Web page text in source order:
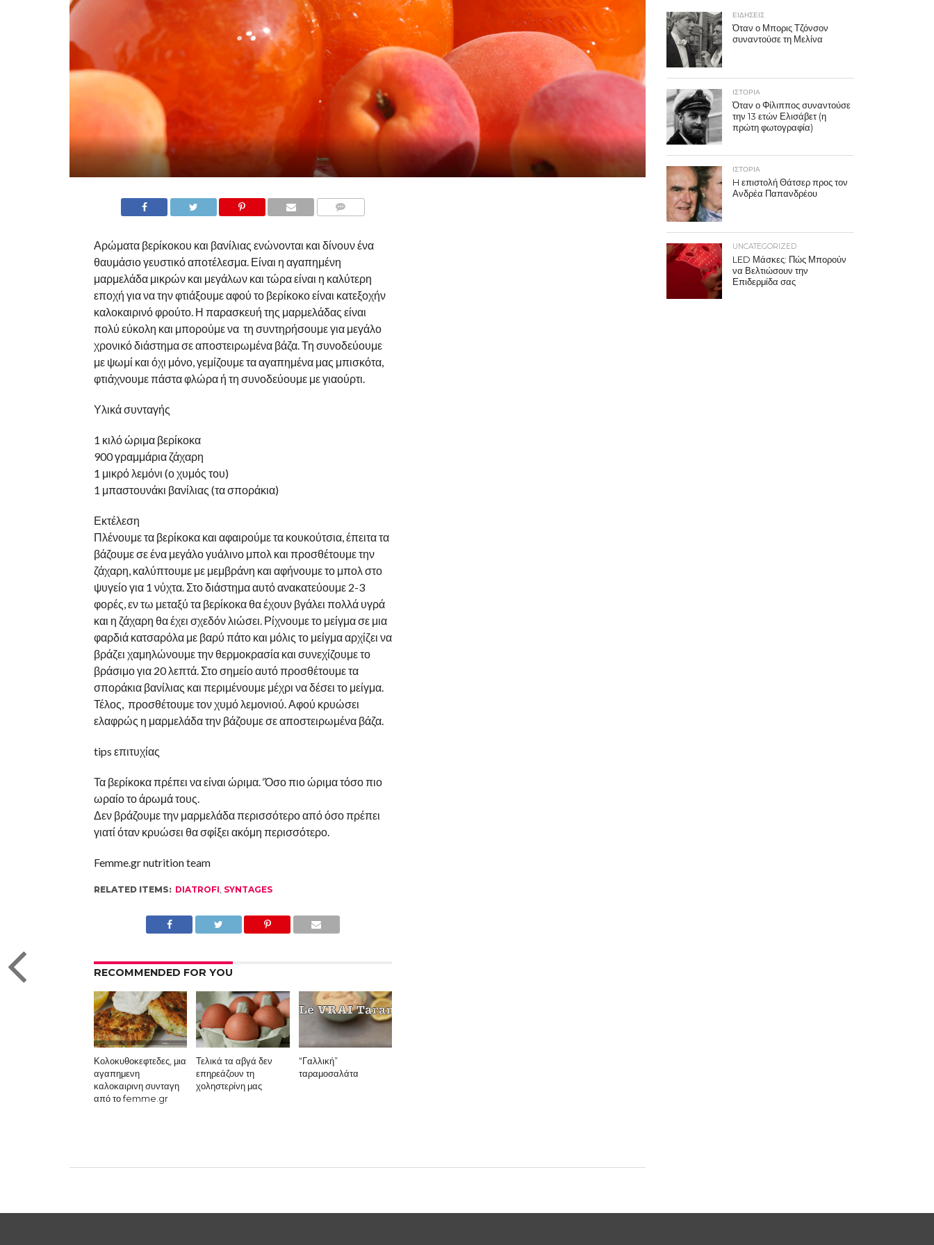
Αρώματα βερίκοκου και βανίλιας ενώνονται και δίνουν ένα
θαυμάσιο γευστικό αποτέλεσμα. Είναι η αγαπημένη
μαρμελάδα μικρών και μεγάλων και τώρα είναι η καλύτερη
εποχή για να την φτιάξουμε αφού το βερίκοκο είναι κατεξοχήν
καλοκαιρινό φρούτο. Η παρασκευή της μαρμελάδας είναι
πολύ εύκολη και μπορούμε να τη συντηρήσουμε για μεγάλο
χρονικό διάστημα σε αποστειρωμένα βάζα. Τη συνοδεύουμε
με ψωμί και όχι μόνο, γεμίζουμε τα αγαπημένα μας μπισκότα,
φτιάχνουμε πάστα φλώρα ή τη συνοδεύουμε με γιαούρτι.
Υλικά συνταγής
1 κιλό ώριμα βερίκοκα
900 γραμμάρια ζάχαρη
1 μικρό λεμόνι (ο χυμός του)
1 μπαστουνάκι βανίλιας (τα σποράκια)
Εκτέλεση
Πλένουμε τα βερίκοκα και αφαιρούμε τα κουκούτσια, έπειτα τα
βάζουμε σε ένα μεγάλο γυάλινο μπολ και προσθέτουμε την
ζάχαρη, καλύπτουμε με μεμβράνη και αφήνουμε το μπολ στο
ψυγείο για 1 νύχτα. Στο διάστημα αυτό ανακατεύουμε 2-3
φορές, εν τω μεταξύ τα βερίκοκα θα έχουν βγάλει πολλά υγρά
και η ζάχαρη θα έχει σχεδόν λιώσει. Ρίχνουμε το μείγμα σε μια
φαρδιά κατσαρόλα με βαρύ πάτο και μόλις το μείγμα αρχίζει να
βράζει χαμηλώνουμε την θερμοκρασία και συνεχίζουμε το
βράσιμο για 20 λεπτά. Στο σημείο αυτό προσθέτουμε τα
σποράκια βανίλιας και περιμένουμε μέχρι να δέσει το μείγμα.
Τέλος, προσθέτουμε τον χυμό λεμονιού. Αφού κρυώσει
ελαφρώς η μαρμελάδα την βάζουμε σε αποστειρωμένα βάζα.
tips επιτυχίας
Τα βερίκοκα πρέπει να είναι ώριμα. ‘Όσο πιο ώριμα τόσο πιο
ωραίο το άρωμά τους.
Δεν βράζουμε την μαρμελάδα περισσότερο από όσο πρέπει
γιατί όταν κρυώσει θα σφίξει ακόμη περισσότερο.
Femme.gr nutrition team
RELATED ITEMS: DIATROFI SYNTAGES
RECOMMENDED FOR YOU
Κολοκυθοκεφτεδες, μια
αγαπημενη
καλοκαιρινη συνταγη
από το femme.gr
Τελικά τα αβγά δεν
επηρεάζουν τη
χοληστερίνη μας
“Γαλλική”
ταραμοσαλάτα
ΕΙΔΗΣΕΙΣ
Όταν ο Μπορις Τζόνσον
συναντούσε τη Μελίνα
ΙΣΤΟΡΙΑ
Όταν ο Φίλιππος συναντούσε
την 13 ετών Ελισάβετ (η
πρώτη φωτογραφία)
ΙΣΤΟΡΙΑ
H επιστολή Θάτσερ προς τον
Ανδρέα Παπανδρέου
UNCATEGORIZED
LED Μάσκες: Πώς Μπορούν
να Βελτιώσουν την
Επιδερμίδα σας